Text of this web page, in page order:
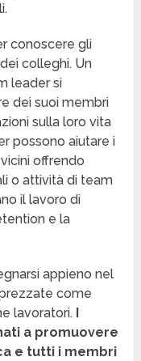
conoscere gli
colleghi. Un
leader si
dei suoi membri
sulla loro vita
possono aiutare i
offrendo
o attività di team
il lavoro di
e la
appieno nel
come
lavoratori.
a promuovere
e tutti i membri